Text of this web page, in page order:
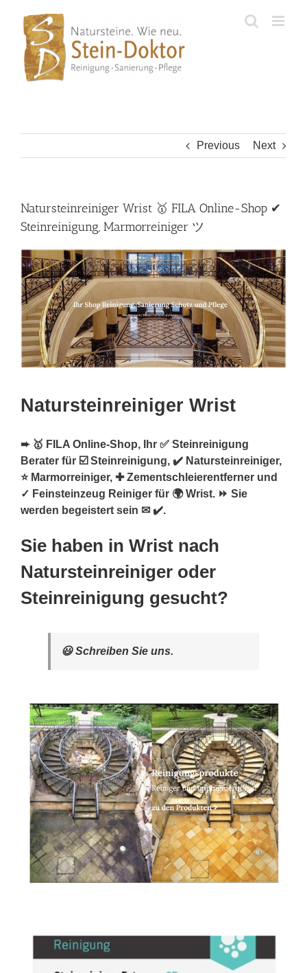
content
Previous Next
Natursteinreiniger Wrist 🥇 FILA Online-Shop ✔
Steinreinigung, Marmorreiniger ツ
Natursteinreiniger Wrist
➨ 🥇 FILA Online-Shop, Ihr ✅ Steinreinigung
Berater für ☑️ Steinreinigung, ✔️ Natursteinreiniger,
⭐ Marmorreiniger, ✚ Zementschleierentferner und
✓ Feinsteinzeug Reiniger für 🌍 Wrist. ⏩ Sie
werden begeistert sein ✉ ✔️.
Sie haben in Wrist nach
Natursteinreiniger oder
Steinreinigung gesucht?
😃 Schreiben Sie uns.